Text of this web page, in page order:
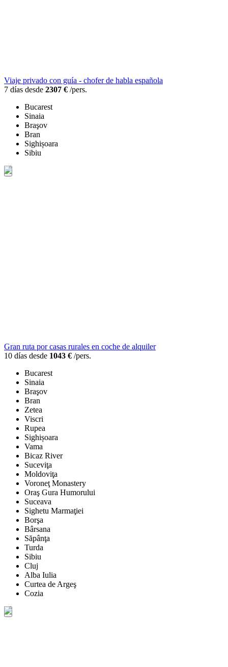
Viaje privado con guía - chofer de habla española
7 días desde 2307 € /pers.
Bucarest
Sinaia
Braşov
Bran
Sighișoara
Sibiu
Gran ruta por casas rurales en coche de alquiler
10 días desde 1043 € /pers.
Bucarest
Sinaia
Braşov
Bran
Zetea
Viscri
Rupea
Sighișoara
Vama
Bicaz River
Suceviţa
Moldoviţa
Voroneţ Monastery
Oraş Gura Humorului
Suceava
Sighetu Marmaţiei
Borşa
Bârsana
Săpânţa
Turda
Sibiu
Cluj
Alba Iulia
Curtea de Argeş
Cozia